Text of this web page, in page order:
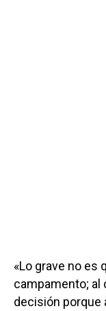
«Lo grave no es
campamento; al
decisión porque